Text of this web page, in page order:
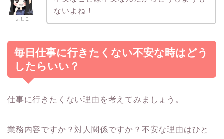
よしこ
ないよね！
毎日仕事に行きたくない不安な時はどう
したらいい？
仕事に行きたくない理由を考えてみましょう。
業務内容ですか？対人関係ですか？不安な理由はひと